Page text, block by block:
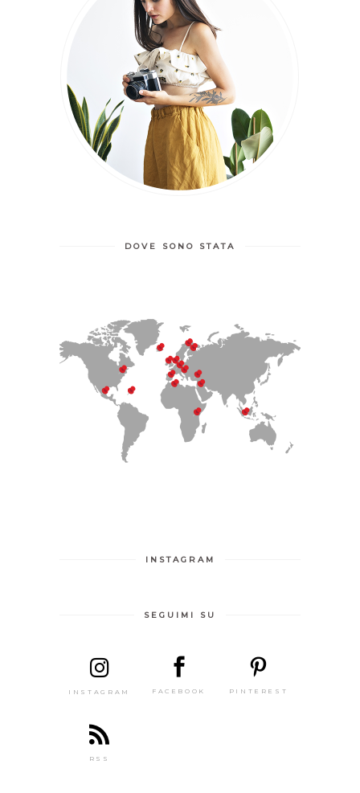
DOVE SONO STATA
INSTAGRAM
SEGUIMI SU
INSTAGRAM FACEBOOK PINTEREST
RSS